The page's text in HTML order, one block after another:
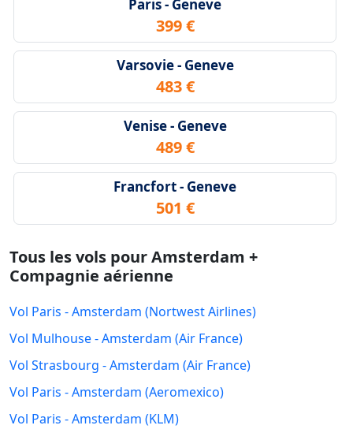
Paris - Geneve
399 €
Varsovie - Geneve
483 €
Venise - Geneve
489 €
Francfort - Geneve
501 €
Tous les vols pour Amsterdam +
Compagnie aérienne
Vol Paris - Amsterdam (Nortwest Airlines)
Vol Mulhouse - Amsterdam (Air France)
Vol Strasbourg - Amsterdam (Air France)
Vol Paris - Amsterdam (Aeromexico)
Vol Paris - Amsterdam (KLM)